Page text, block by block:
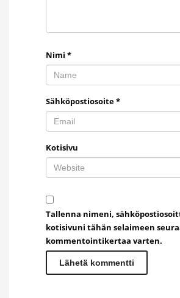
Nimi *
Sähköpostiosoite*
Kotisivu
Tallenna nimeni,
kotisivuni tähän selaimeen
kommentointikertaa varten.